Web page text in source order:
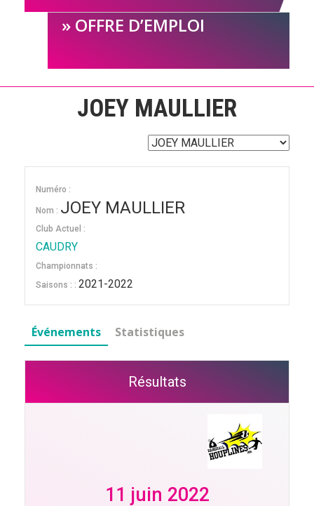
OFFRE D’EMPLOI
JOEY MAULLIER
Numéro :
Nom : JOEY MAULLIER
Club Actuel :
CAUDRY
Championnats :
Saisons : : 2021-2022
Événements Statistiques
Résultats
11 juin 2022